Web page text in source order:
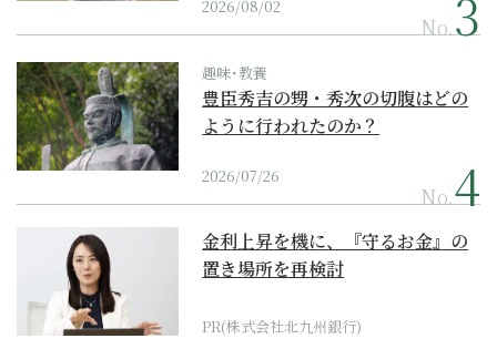
2026/08/02
No.
趣味･教養
豊臣秀吉の甥・秀次の切腹はどの
ように行われたのか？
2026/07/26
No.
金利上昇を機に、『守るお金』の
置き場所を再検討
PR(株式会社北九州銀行)